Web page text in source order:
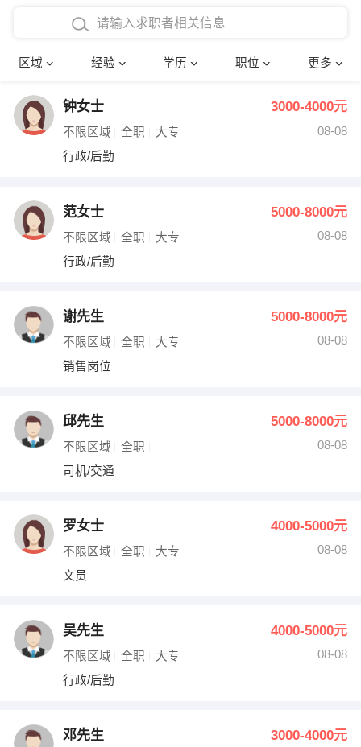
区域 经验 学历 职位 更多
在校学生工作经验
四年以上工作经验
五年以上工作经验
博士
文员 护士
财务会计
网络IT
收银员
水电/机修
编辑 法律
其他职位
确定
钟女士 3000-4000元
不限区域 全职 大专
08-08
行政/后勤
范女士 5000-8000元
不限区域 全职 大专
08-08
行政/后勤
谢先生 5000-8000元
不限区域 全职 大专
08-08
销售岗位
邱先生 5000-8000元
不限区域 全职
08-08
司机/交通
罗女士 4000-5000元
不限区域 全职 大专
08-08
文员
吴先生 4000-5000元
不限区域 全职 大专
08-08
行政/后勤
邓先生 3000-4000元